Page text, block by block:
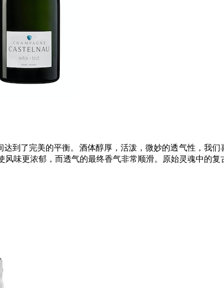
到了完美的平衡。酒体醇厚，活泼，微妙的透气性，我们
味更浓郁，而透气的最终香气非常顺滑。原始灵魂中的复